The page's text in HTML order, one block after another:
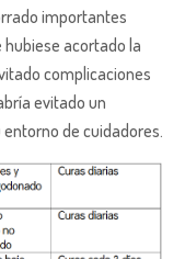
importantes
acortado la
complicaciones
evitado un
de cuidadores.